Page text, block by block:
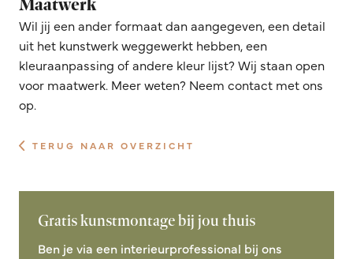
Wil jij een ander formaat dan aangegeven, een detail
uit het kunstwerk weggewerkt hebben, een
kleuraanpassing of andere kleur lijst? Wij staan open
voor maatwerk. Meer weten? Neem contact met ons
op.
TERUG NAAR OVERZICHT
Gratis kunstmontage bij jou thuis
Ben je via een interieurprofessional bij ons